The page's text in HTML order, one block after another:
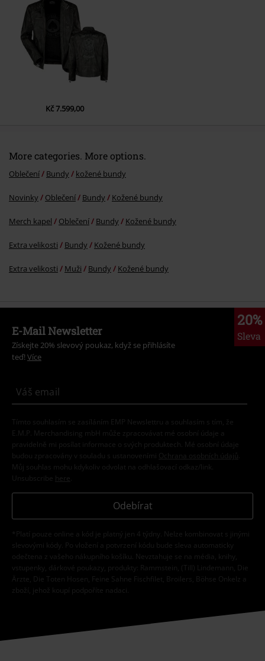
Hele pas mam 98cm a merim 185cm.
Byl tento komentář užitečný?
Kč 7.599,00
More categories. More options.
Oblečení Bundy kožené bundy
Novinky Oblečení Bundy Kožené bundy
Merch kapel Oblečení Bundy Kožené bundy
Extra velikosti Bundy Kožené bundy
Extra velikosti Muži Bundy Kožené bundy
20%
Sleva
E-Mail Newsletter
Získejte 20% slevový poukaz, když se přihlásíte
teď! Více
Tímto souhlasím se zasíláním EMP Newslettru a souhlasím s tím, že
E.M.P. Merchandising mbH může zpracovávat mé osobní údaje a
pravidelně mi posílat informace o svých produktech. Mé osobní údaje
budou zpracovány v souladu s ustanoveními
Ochrana osobních údajů
Můj souhlas mohu kdykoliv odvolat na odhlašovací odkaz/link.
Unsubscribe here
Odebírat
*Platí pouze online a kód je platný jen 4 týdny. Nelze kombinovat s jinými
slevovými kódy. Po vložení a potvrzení kódu bude sleva automaticky
odečtena z vašeho nákupního košíku. Nevztahuje se na média, knihy,
vstupenky, dárkové poukazy, produkty: Rammstein, (Till) Lindemann, Die
Ärzte, Die Toten Hosen, Feine Sahne Fischfilet, Broilers, Böhse Onkelz a
zboží, jehož koupí podpoříte nadaci.